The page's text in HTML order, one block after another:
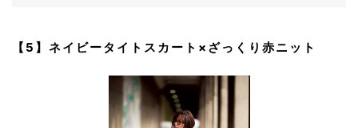
【5】ネイビータイトスカート×ざっくり赤ニット